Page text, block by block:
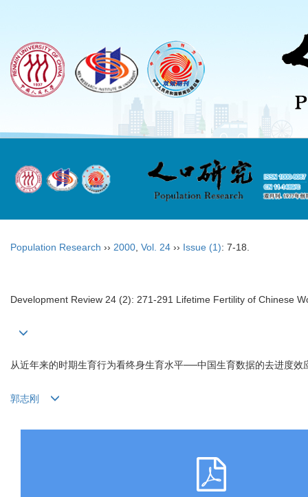
Population Research ›› 2000 Vol. 24 ›› Issue (1): 7-18.
Development Review 24 (2): 271-291 Lifetime Fertility of Chinese
从近年来的时期生育行为看终身生育水平──中国生育数据的去进度效
郭志刚